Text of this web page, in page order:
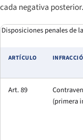
cada negativa posterior.
Disposiciones penales de
ARTÍCULO
Art. 89
(primera